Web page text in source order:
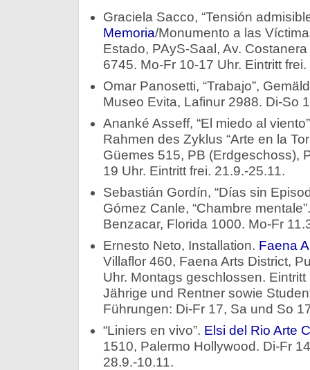
Graciela Sacco, “Tensión
Memoria/Monumento a las
Estado, PAyS-Saal, Av.
6745. Mo-Fr 10-17 Uhr. Eintritt
Omar Panosetti, “Trabajo”,
Museo Evita, Lafinur 2988. Di-So
Ananké Asseff, “El miedo al
Rahmen des Zyklus “Arte en la
Güemes 515, PB (Erdgeschoss),
19 Uhr. Eintritt frei. 21.9.-25.11.
Sebastián Gordín, “Días sin
Gómez Canle, “Chambre
Benzacar, Florida 1000. Mo-Fr
Ernesto Neto, Installation. Faena
Villaflor 460, Faena Arts District,
Uhr. Montags geschlossen.
Jährige und Rentner sowie
Führungen: Di-Fr 17, Sa und So
“Liniers en vivo”. Elsi del Rio Arte
1510, Palermo Hollywood. Di-Fr
28.9.-10.11.